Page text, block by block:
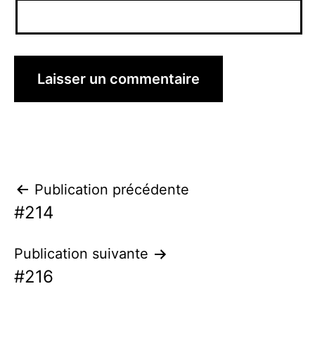
Navigation
de
l’article
Publication précédente
#214
Publication suivante
#216